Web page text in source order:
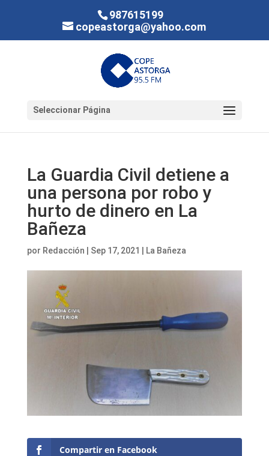
987615199
copeastorga@yahoo.com
Seleccionar Página
La Guardia Civil detiene a
una persona por robo y
hurto de dinero en La
Bañeza
por Redacción Sep 17, 2021 La Bañeza
Compartir en Facebook